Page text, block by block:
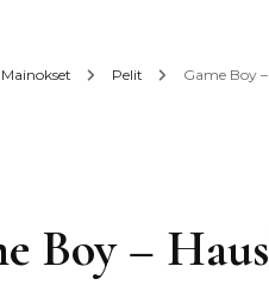
Mainokset Pelit Game Boy
Boy –